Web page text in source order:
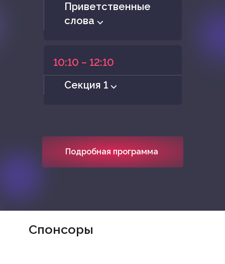
Приветственные
слова ⌵
10:10 – 12:10
Секция 1 ⌵
Подробная программа
Спонсоры